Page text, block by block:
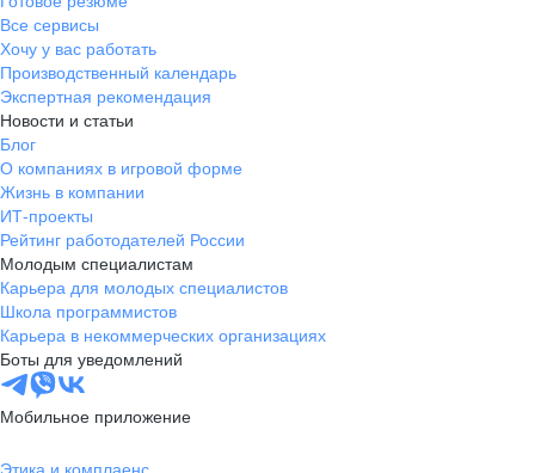
Все сервисы
Хочу у вас работать
Производственный календарь
Экспертная рекомендация
Новости и статьи
Блог
О компаниях в игровой форме
Жизнь в компании
ИТ-проекты
Рейтинг работодателей России
Молодым специалистам
Карьера для молодых специалистов
Школа программистов
Карьера в некоммерческих организациях
Боты для уведомлений
Мобильное приложение